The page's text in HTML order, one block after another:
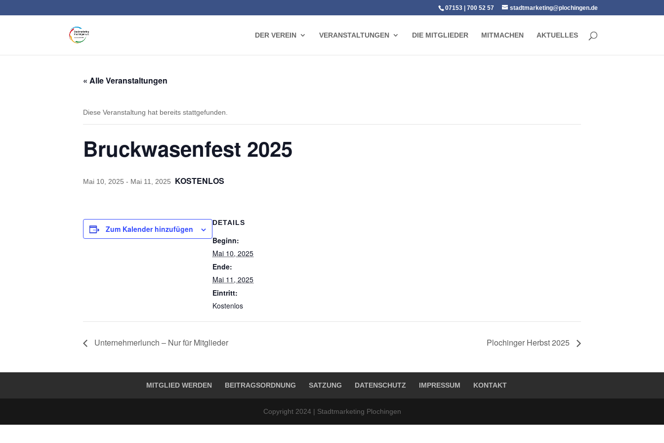
07153 | 700 52 57 stadtmarketing@plochingen.de
DER VEREIN VERANSTALTUNGEN DIE MITGLIEDER MITMACHEN AKTUELLES
« Alle Veranstaltungen
Diese Veranstaltung hat bereits stattgefunden.
Bruckwasenfest 2025
Mai 10, 2025 - Mai 11, 2025 KOSTENLOS
Zum Kalender hinzufügen
DETAILS
Beginn:
Mai 10, 2025
Ende:
Mai 11, 2025
Eintritt:
Kostenlos
Unternehmerlunch – Nur für Mitglieder Plochinger Herbst 2025
MITGLIED WERDEN BEITRAGSORDNUNG SATZUNG DATENSCHUTZ IMPRESSUM KONTAKT
Copyright 2024 | Stadtmarketing Plochingen